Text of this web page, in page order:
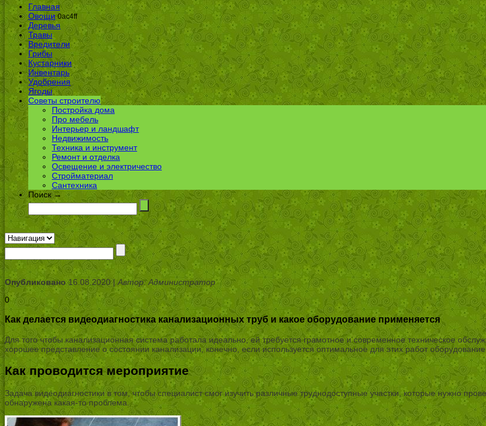
Главная
Овощи 0ac4ff
Деревья
Травы
Вредители
Грибы
Кустарники
Инвентарь
Удобрения
Ягоды
Советы строителю
Постройка дома
Про мебель
Интерьер и ландшафт
Недвижимость
Техника и инструмент
Ремонт и отделка
Освещение и электричество
Стройматериал
Сантехника
Поиск →
Опубликовано16.08.2020 |Автор: Администратор
0
Как делается видеодиагностика канализационных труб и какое оборудование применяется
Для того чтобы канализационная система работала идеально, ей требуется грамотное и современное техническое
хорошее представление о состоянии канализации, конечно, если используется оптимальное для этих работ
Как проводится мероприятие
Задача видеодиагностики в том, чтобы специалист смог изучить различные труднодоступные участки, которые нужно
обнаружена какая-то проблема.